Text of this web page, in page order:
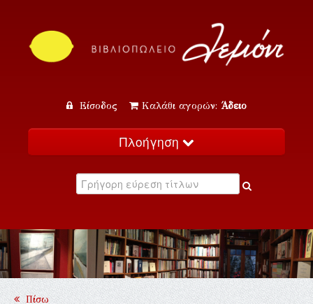
Είσοδος Καλάθι αγορών: Άδειο
Πλοήγηση
Κατάλογος
Εκδηλώσεις
Επικοινωνία
Πίσω